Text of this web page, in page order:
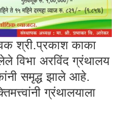
श्री.प्रकाश काका
विभा अरविंद ग्रंथालय
समृद्ध झाले आहे.
ग्रंथालयाला